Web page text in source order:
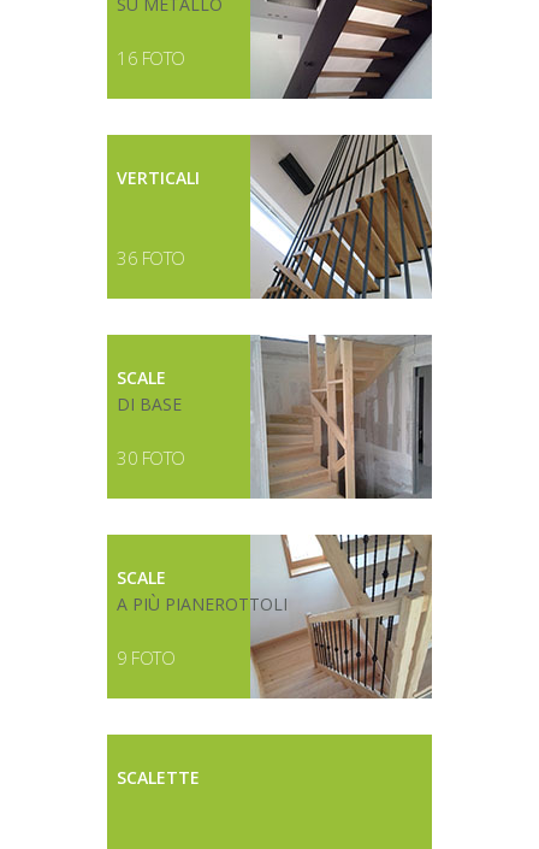
16 FOTO
VERTICALI
36 FOTO
SCALE
DI BASE
30 FOTO
SCALE
A PIÙ PIANEROTTOLI
9 FOTO
SCALETTE